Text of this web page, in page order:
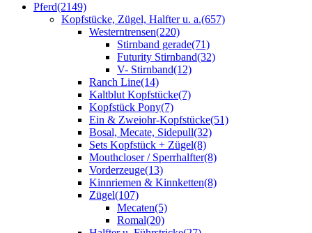
Pferd(2149)
Kopfstücke, Zügel, Halfter u. a.(657)
Westerntrensen(220)
Stirnband gerade(71)
Futurity Stirnband(32)
V- Stirnband(12)
Ranch Line(14)
Kaltblut Kopfstücke(7)
Kopfstück Pony(7)
Ein & Zweiohr-Kopfstücke(51)
Bosal, Mecate, Sidepull(32)
Sets Kopfstück + Zügel(8)
Mouthcloser / Sperrhalfter(8)
Vorderzeuge(13)
Kinnriemen & Kinnketten(8)
Zügel(107)
Mecaten(5)
Romal(20)